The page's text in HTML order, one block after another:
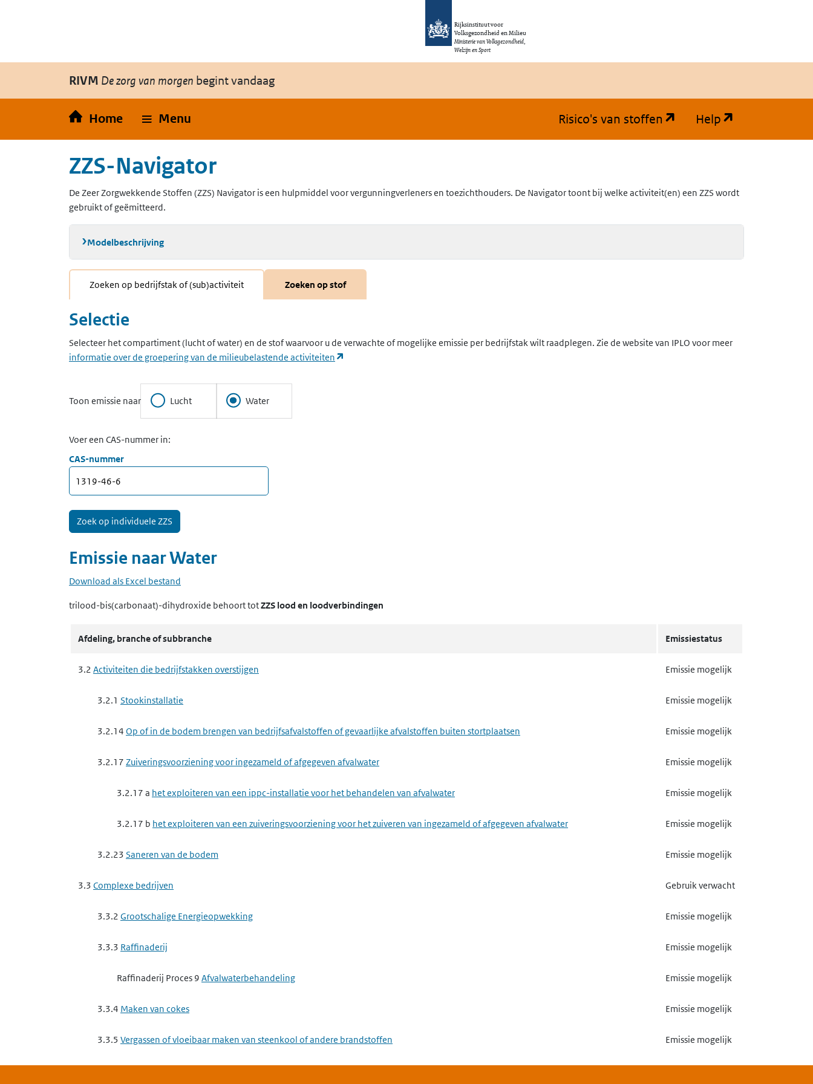
Rijksinstituut voor
Volksgezondheid en Milieu
Ministerie van Volksgezondheid,
Welzijn en Sport
RIVM De zorg van morgen begint vandaag
Home Menu Risico's van stoffen (opent in een nieuw
Help
ZZS-Navigator
De Zeer Zorgwekkende Stoffen (ZZS) Navigator is een hulpmiddel voor vergunningverleners en toezichthouders. De Navigator toont bij welke activiteit(en) een ZZS wordt
gebruikt of geëmitteerd.
Modelbeschrijving
Zoeken op bedrijfstak of (sub)activiteit Zoeken op stof
Selectie
Selecteer het compartiment (lucht of water) en de stof waarvoor u de verwachte of mogelijke emissie per bedrijfstak wilt raadplegen. Zie de website van IPLO voor meer
informatie over de groepering van de milieubelastende activiteiten
Toon emissie naar Lucht Water
Voer een CAS-nummer in:
CAS-nummer
Emissie naarWater
Download als Excel bestand
trilood-bis(carbonaat)-dihydroxide behoort totZZS lood en loodverbindingen
Afdeling, branche of subbranche Emissiestatus
3.2 Activiteiten die bedrijfstakken overstijgen Emissie mogelijk
3.2.1 Stookinstallatie Emissie mogelijk
3.2.14 Op of in de bodem brengen van bedrijfsafvalstoffen of gevaarlijke afvalstoffen buiten stortplaatsen Emissie mogelijk
3.2.17 Zuiveringsvoorziening voor ingezameld of afgegeven afvalwater Emissie mogelijk
3.2.17 a het exploiteren van een ippc-installatie voor het behandelen van afvalwater Emissie mogelijk
3.2.17 b het exploiteren van een zuiveringsvoorziening voor het zuiveren van ingezameld of afgegeven afvalwater Emissie mogelijk
3.2.23 Saneren van de bodem Emissie mogelijk
3.3 Complexe bedrijven Gebruik verwacht
3.3.2 Grootschalige Energieopwekking Emissie mogelijk
3.3.3 Raffinaderij Emissie mogelijk
Raffinaderij Proces 9 Afvalwaterbehandeling Emissie mogelijk
3.3.4 Maken van cokes Emissie mogelijk
3.3.5 Vergassen of vloeibaar maken van steenkool of andere brandstoffen Emissie mogelijk